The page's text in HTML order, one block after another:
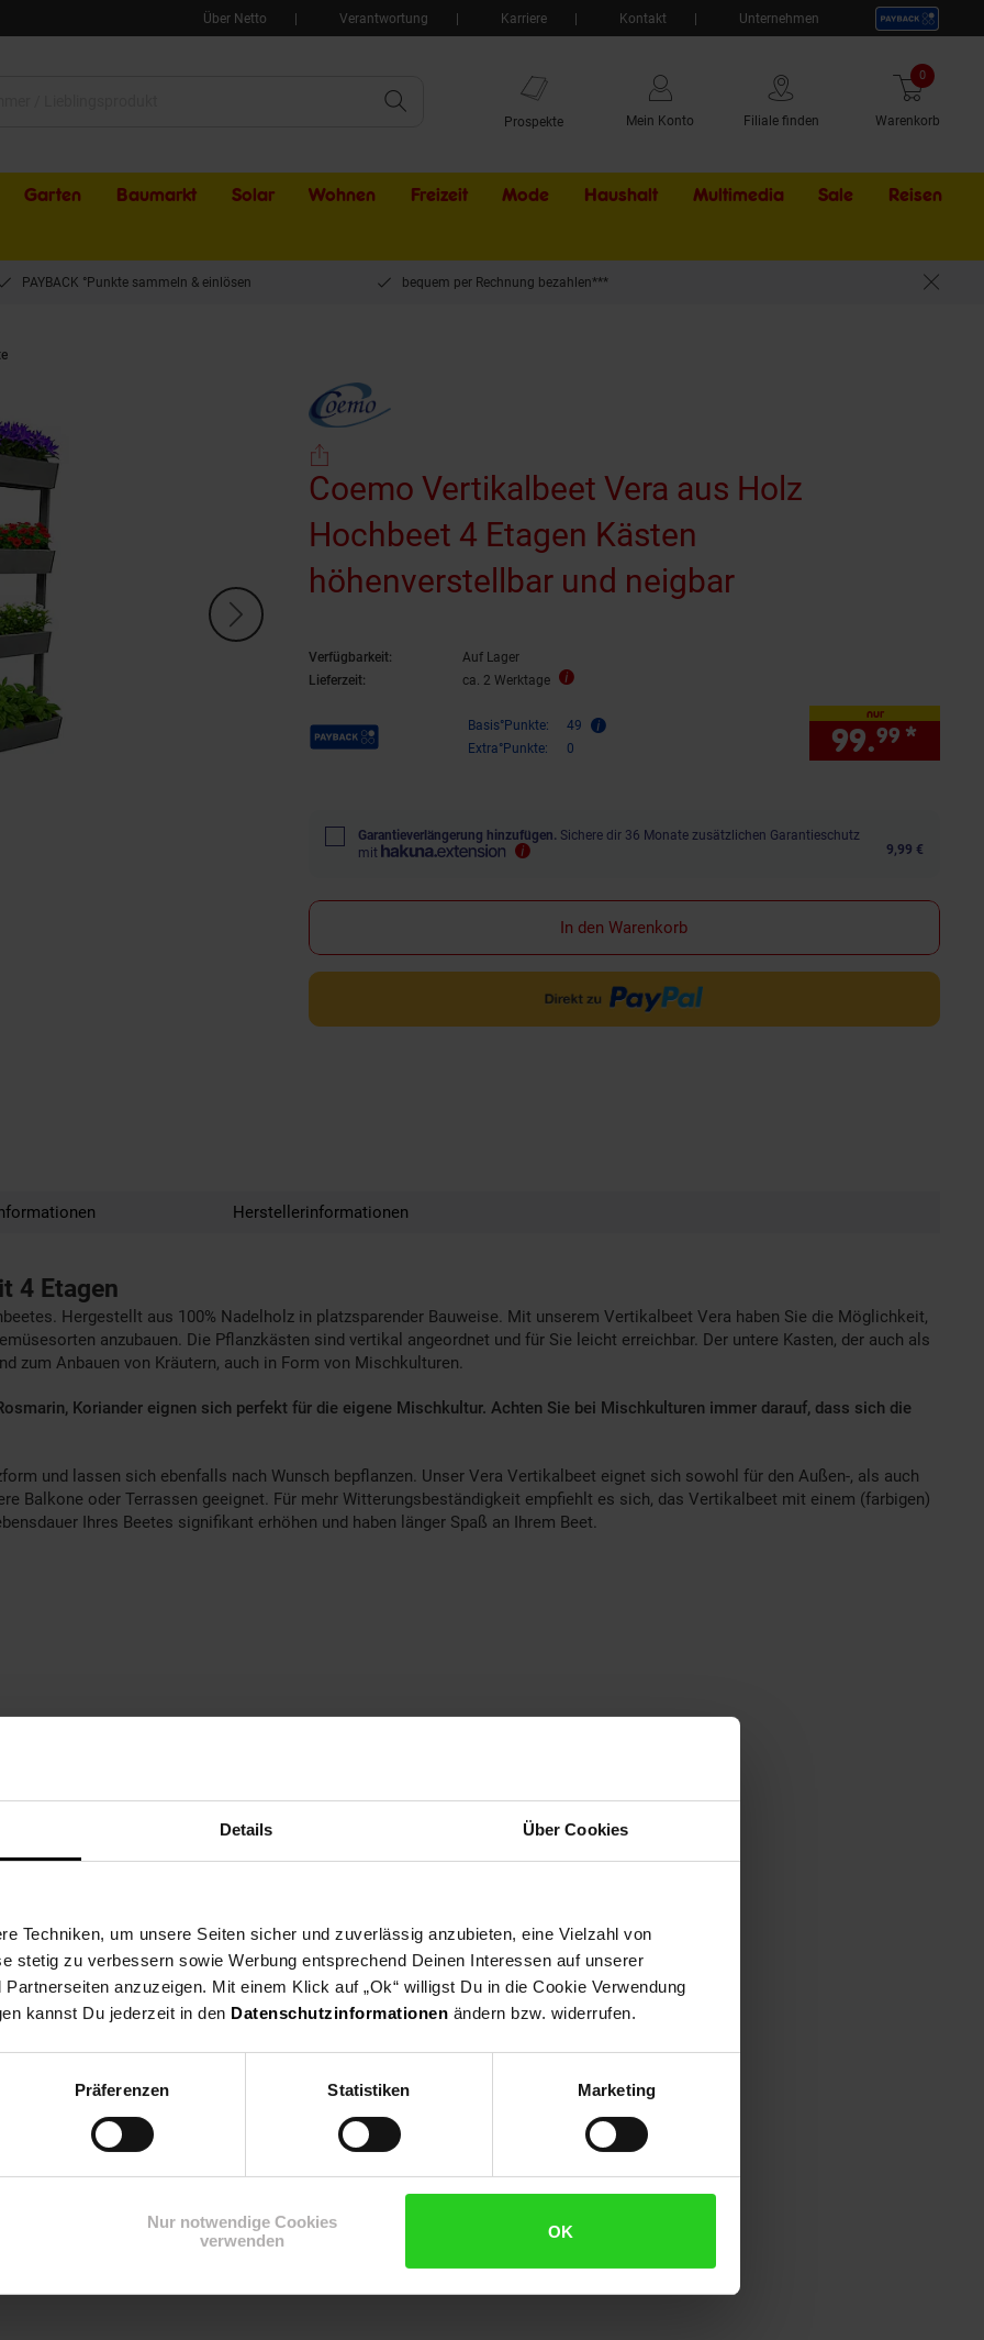
Details Über Cookies
Techniken, um unsere Seiten sicher und zuverlässig anzubieten, eine Vielzahl von
stetig zu verbessern sowie Werbung entsprechend Deinen Interessen auf unserer
anzuzeigen. Mit einem Klick auf „Ok“ willigst Du in die Cookie Verwendung
kannst Du jederzeit in den Datenschutzinformationen ändern bzw. widerrufen.
Präferenzen Statistiken Marketing
Nur notwendige Cookies
verwenden
OK
Über Netto Verantwortung Karriere Kontakt Unternehmen
Prospekte Mein Konto Filiale finden Warenkorb
0 Artikel
Garten Baumarkt Solar Wohnen Freizeit Mode Haushalt Multimedia Sale Externer
Reisen
PAYBACK °Punkte sammeln & einlösen bequem per Rechnung bezahlen***
Coemo Vertikalbeet Vera aus Holz
Hochbeet 4 Etagen Kästen
höhenverstellbar und neigbar
Verfügbarkeit:
Auf Lager
Lieferzeit:
ca. 2 Werktage
Payback Punkte Basis°Punkte:
49
Extra°Punkte:
0
nur
99.99 *
Garantieverlängerung hinzufügen. Sichere dir 36 Monate zusätzlichen Garantieschutz
mit
9,99 €
In den Warenkorb
Herstellerinformationen
4 Etagen
Hergestellt aus 100% Nadelholz in platzsparender Bauweise. Mit unserem Vertikalbeet Vera haben Sie die Möglichkeit,
anzubauen. Die Pflanzkästen sind vertikal angeordnet und für Sie leicht erreichbar. Der untere Kasten, der auch als
zum Anbauen von Kräutern, auch in Form von Mischkulturen.
Koriander eignen sich perfekt für die eigene Mischkultur. Achten Sie bei Mischkulturen immer darauf, dass sich die
und lassen sich ebenfalls nach Wunsch bepflanzen. Unser Vera Vertikalbeet eignet sich sowohl für den Außen-, als auch
Balkone oder Terrassen geeignet. Für mehr Witterungsbeständigkeit empfiehlt es sich, das Vertikalbeet mit einem (farbigen)
Ihres Beetes signifikant erhöhen und haben länger Spaß an Ihrem Beet.